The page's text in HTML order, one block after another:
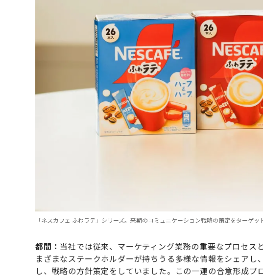
「ネスカフェ ふわラテ」シリーズ。来期のコミュニケーション戦略の策定をターゲッ
都間： 当社では従来、マーケティング業務の重要なプロセス
まざまなステークホルダーが持ちうる多様な情報をシェア
し、戦略の方針策定をしていました。この一連の合意形成プ